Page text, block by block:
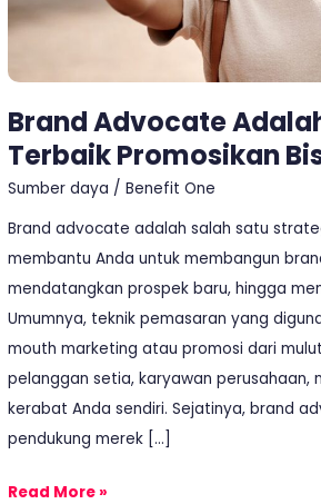
Brand Advocate
Terbaik Promosikan
Sumber daya /Benefit One
Brand advocate adalah salah satu
membantu Anda untuk membangun
mendatangkan prospek baru, hingga
Umumnya, teknik pemasaran yang
mouth marketing atau promosi dari
pelanggan setia, karyawan perusahaan,
kerabat Anda sendiri. Sejatinya, brand
pendukung merek […]
Read More »